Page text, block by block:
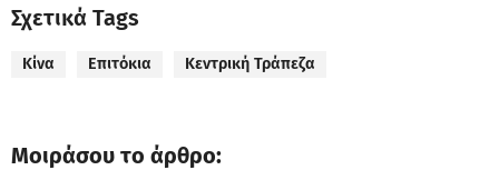
Σχετικά Tags
Κίνα Επιτόκια Κεντρική Τράπεζα
Μοιράσου το άρθρο: